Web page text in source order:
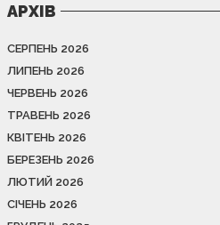
АРХІВ
СЕРПЕНЬ 2026
ЛИПЕНЬ 2026
ЧЕРВЕНЬ 2026
ТРАВЕНЬ 2026
КВІТЕНЬ 2026
БЕРЕЗЕНЬ 2026
ЛЮТИЙ 2026
СІЧЕНЬ 2026